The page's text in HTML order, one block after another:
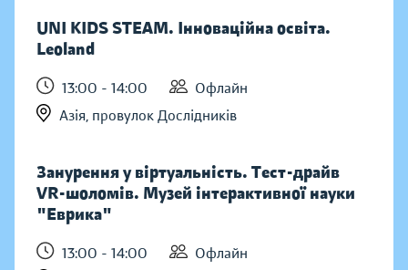
UNI KIDS STEAM. Інноваційна освіта.
Leoland
13:00 - 14:00
Офлайн
Азія, провулок Дослідників
Занурення у віртуальність. Тест-драйв
VR-шоломів. Музей інтерактивної науки
"Еврика"
13:00 - 14:00
Офлайн